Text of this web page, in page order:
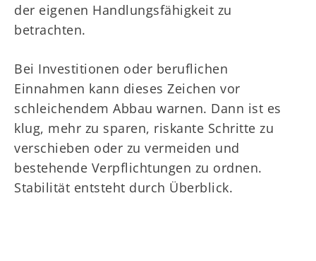
der eigenen Handlungsfähigkeit zu
betrachten.
Bei Investitionen oder beruflichen
Einnahmen kann dieses Zeichen vor
schleichendem Abbau warnen. Dann ist es
klug, mehr zu sparen, riskante Schritte zu
verschieben oder zu vermeiden und
bestehende Verpflichtungen zu ordnen.
Stabilität entsteht durch Überblick.